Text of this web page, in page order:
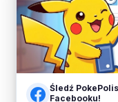
Śledź
Facebooku!